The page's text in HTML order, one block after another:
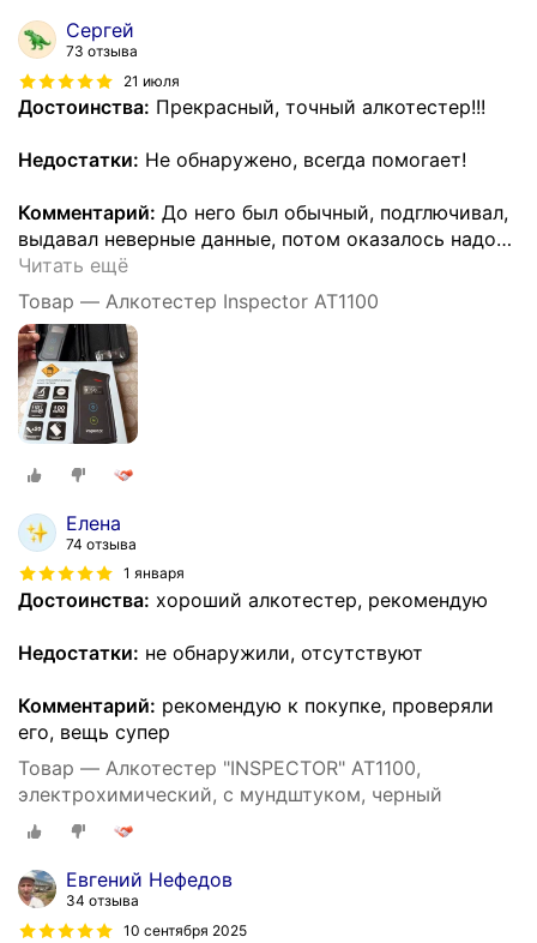
Сергей
73 отзыва
21 июля
Достоинства: Прекрасный, точный алкотестер!!!
Недостатки: Не обнаружено, всегда помогает!
Комментарий: До него был обычный, подглючивал,
выдавал неверные данные, потом оказалось надо…
Читать ещё
Товар — Алкотестер Inspector AT1100
Елена
74 отзыва
1 января
Достоинства: хороший алкотестер, рекомендую
Недостатки: не обнаружили, отсутствуют
Комментарий: рекомендую к покупке, проверяли
его, вещь супер
Товар — Алкотестер "INSPECTOR" AT1100,
электрохимический, с мундштуком, черный
Евгений Нефедов
34 отзыва
10 сентября 2025